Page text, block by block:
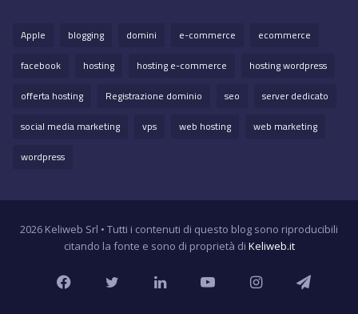
Apple blogging domini e-commerce
ecommerce
facebook
hosting hosting e-commerce
hosting wordpress
offerta hosting
Registrazione dominio seo
server dedicato
social media marketing
vps web hosting
web marketing
wordpress
2026 Keliweb Srl • Tutti i contenuti di questo blog sono riproducibili
citando la fonte e sono di proprietà di Keliweb.it
FacebookTwitterLinkedInYouTubeInstagram